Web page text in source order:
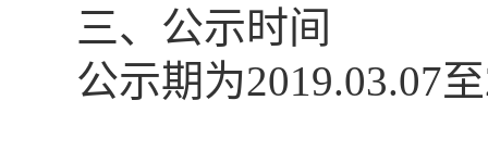
三、公示时间
公示期为2019.03.07至